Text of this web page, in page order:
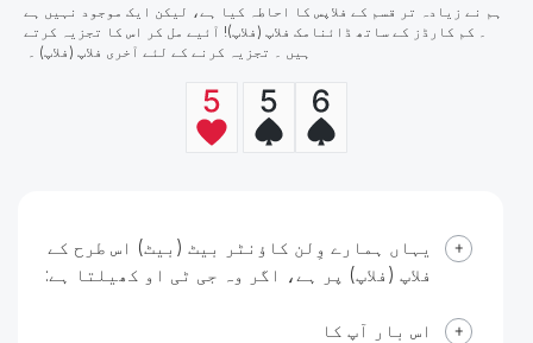
ہم نے زیادہ تر قسم کے فلاپس کا احاطہ کیا ہے، لیکن ایک موجود نہیں ہے
۔ کم کارڈز کے ساتھ ڈائنامک فلاپ (فلاپ)! آئیے مل کر اس کا تجزیہ کرتے
ہیں ۔ تجزیہ کرنے کے لئے آخری فلاپ (فلاپ) ۔
یہاں ہمارے وِلن کاؤنٹر بیٹ (بیٹ) اس طرح کے
فلاپ (فلاپ) پر ہے، اگر وہ جی ٹی او کھیلتا ہے:
اس بار آپ کا